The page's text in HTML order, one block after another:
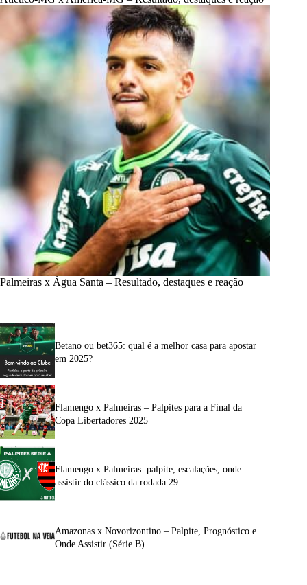
Palmeiras x Água Santa – Resultado, destaques e reação
Betano ou bet365: qual é a melhor casa para apostar
em 2025?
Flamengo x Palmeiras – Palpites para a Final da
Copa Libertadores 2025
Flamengo x Palmeiras: palpite, escalações, onde
assistir do clássico da rodada 29
Amazonas x Novorizontino – Palpite, Prognóstico e
Onde Assistir (Série B)